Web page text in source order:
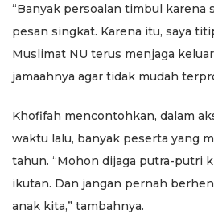
“Banyak persoalan timbul karena
pesan singkat. Karena itu, saya
Muslimat NU terus menjaga
jamaahnya agar tidak mudah
Khofifah mencontohkan, dalam
waktu lalu, banyak peserta yang
tahun. “Mohon dijaga putra-putri
ikutan. Dan jangan pernah
anak kita,” tambahnya.